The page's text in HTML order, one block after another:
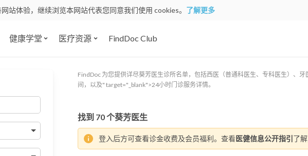
站体验，继续浏览本网站代表您同意我们使用 cookies。 了解更多
健康学堂 医疗资源 FindDoc Club
FindDoc 为您提供详尽葵芳医生诊所名单，包括西医（普通科医生、专科医生）、
间，以及" target="_blank">24小时门诊服务详情。
找到 70个葵芳医生
登入后方可查看诊金收费及会员福利。查看医健信息公开指引 了解